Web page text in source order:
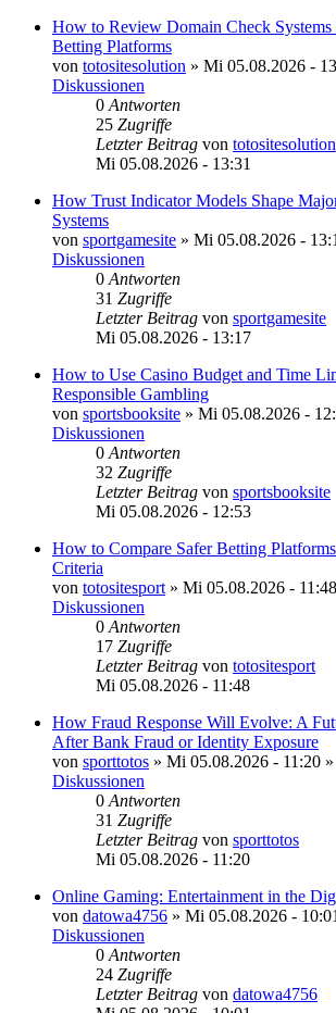
How to Review Domain Check Systems
Betting Platforms
von totositesolution » Mi 05.08.2026 -
Diskussionen
0 Antworten
25 Zugriffe
Letzter Beitrag von totositesolution
Mi 05.08.2026 - 13:31
How Trust Indicator Models Shape
Systems
von sportgamesite » Mi 05.08.2026 -
Diskussionen
0 Antworten
31 Zugriffe
Letzter Beitrag von sportgamesite
Mi 05.08.2026 - 13:17
How to Use Casino Budget and Time
Responsible Gambling
von sportsbooksite » Mi 05.08.2026 -
Diskussionen
0 Antworten
32 Zugriffe
Letzter Beitrag von sportsbooksite
Mi 05.08.2026 - 12:53
How to Compare Safer Betting
Criteria
von totositesport » Mi 05.08.2026 - 11:48
Diskussionen
0 Antworten
17 Zugriffe
Letzter Beitrag von totositesport
Mi 05.08.2026 - 11:48
How Fraud Response Will Evolve: A
After Bank Fraud or Identity Exposure
von sporttotos » Mi 05.08.2026 - 11:20
Diskussionen
0 Antworten
31 Zugriffe
Letzter Beitrag von sporttotos
Mi 05.08.2026 - 11:20
Online Gaming: Entertainment in the
von datowa4756 » Mi 05.08.2026 - 10:01
Diskussionen
0 Antworten
24 Zugriffe
Letzter Beitrag von datowa4756